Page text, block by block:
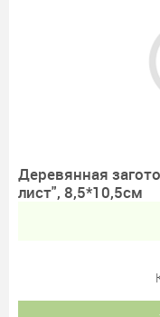
Деревянная
лист", 8,5*10,5см